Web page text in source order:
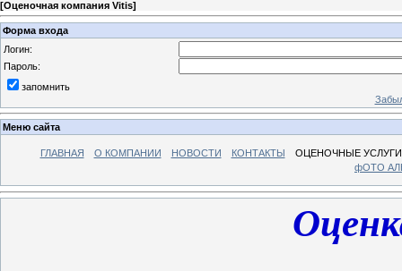
[Оценочная компания Vitis]
Форма входа
Логин:
Пароль:
запомнить
Меню сайта
ГЛАВНАЯ О КОМПАНИИ НОВОСТИ КОНТАКТЫ
ОЦЕНОЧНЫЕ УСЛУГИ
фОТО